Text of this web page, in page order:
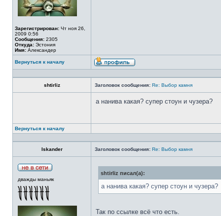
Зарегистрирован: Чт ноя 26,
2009 0:56
Сообщения: 2305
Откуда: Эстония
Имя: Александер
Вернуться к началу
shtirliz Заголовок сообщения: Re: Выбор камня
а нанива какая? супер стоун и чузера?
Вернуться к началу
Iskander Заголовок сообщения: Re: Выбор камня
дважды маньяк
shtirliz писал(а):
а нанива какая? супер стоун и чузера?
Так по ссылке всё что есть.